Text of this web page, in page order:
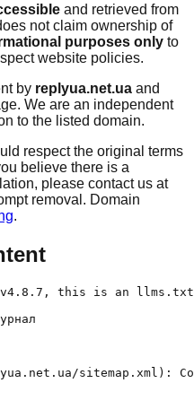
and retrieved from
not claim ownership of
purposes only to
website policies.
by replyua.net.ua and
We are an independent
to the listed domain.
respect the original terms
believe there is a
please contact us at
removal. Domain
.
v4.8.7, this is an
sitemap.xml):